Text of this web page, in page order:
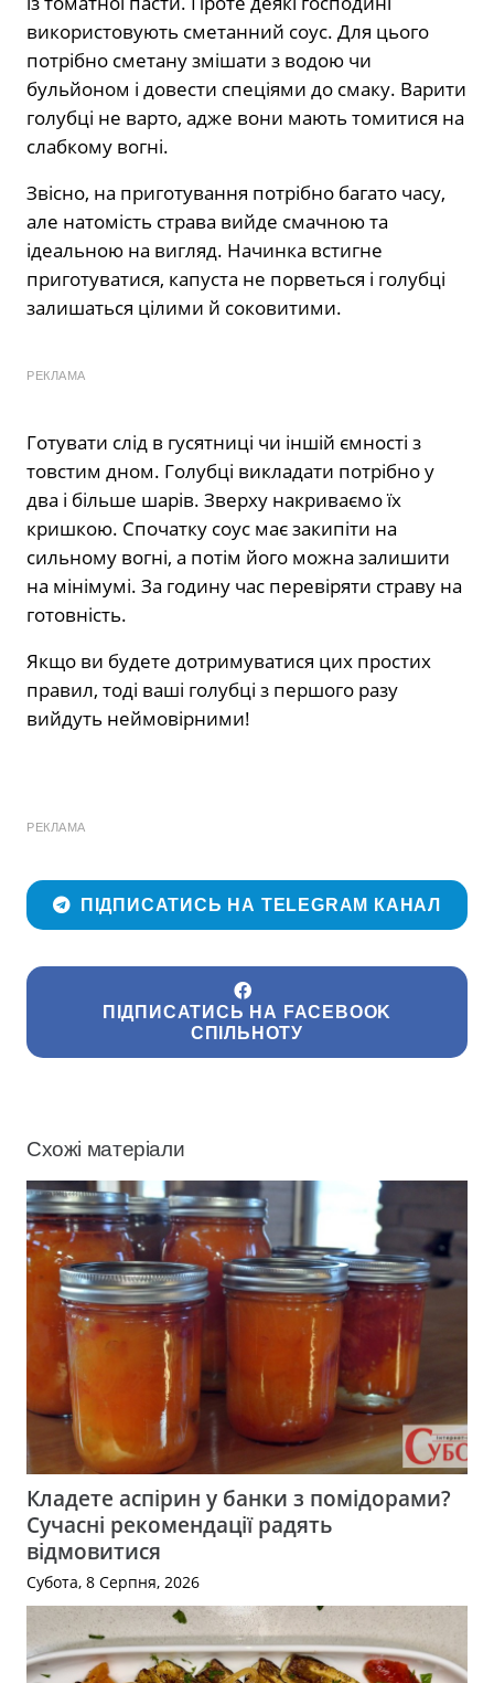
використовують сметанний соус. Для цього
потрібно сметану змішати з водою чи
бульйоном і довести спеціями до смаку. Варити
голубці не варто, адже вони мають томитися на
слабкому вогні.
Звісно, на приготування потрібно багато часу,
але натомість страва вийде смачною та
ідеальною на вигляд. Начинка встигне
приготуватися, капуста не порветься і голубці
залишаться цілими й соковитими.
РЕКЛАМА
Готувати слід в гусятниці чи іншій ємності з
товстим дном. Голубці викладати потрібно у
два і більше шарів. Зверху накриваємо їх
кришкою. Спочатку соус має закипіти на
сильному вогні, а потім його можна залишити
на мінімумі. За годину час перевіряти страву на
готовність.
Якщо ви будете дотримуватися цих простих
правил, тоді ваші голубці з першого разу
вийдуть неймовірними!
РЕКЛАМА
ПІДПИСАТИСЬ НА TELEGRAM КАНАЛ
ПІДПИСАТИСЬ НА FACEBOOK
СПІЛЬНОТУ
Схожі матеріали
Кладете аспірин у банки з помідорами?
Сучасні рекомендації радять
відмовитися
Субота, 8 Серпня, 2026